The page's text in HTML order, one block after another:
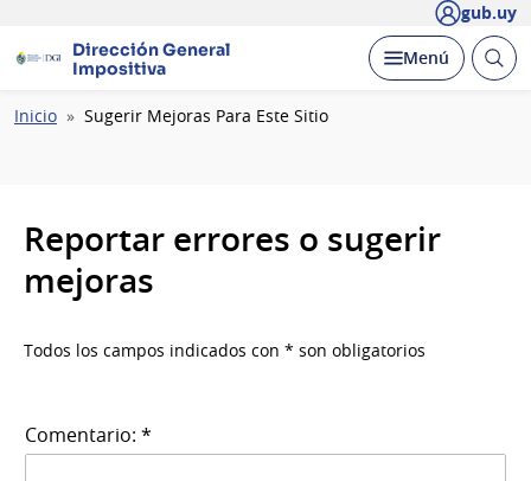
gub.uy
Dirección General
Impositiva
Desplegar
Menú Abrir
Ruta
Inicio Sugerir Mejoras Para Este Sitio
Reportar errores o sugerir
mejoras
Todos los campos indicados con * son obligatorios
Comentario: *